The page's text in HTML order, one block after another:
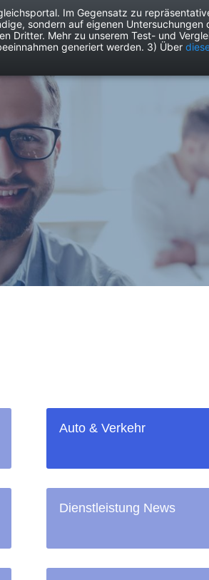
Drogerie Elektronik Freizeit
Im Gegensatz zu
sondern auf eigenen
Dritter. Mehr zu unserem Test- und
generiert werden. 3) Über
Auto & Verkehr
Dienstleistung News